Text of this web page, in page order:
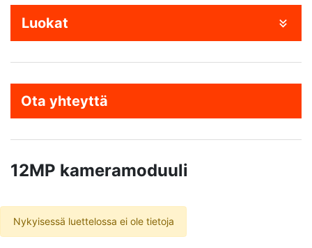
Luokat
Ota yhteyttä
12MP kameramoduuli
Nykyisessä luettelossa ei ole tietoja